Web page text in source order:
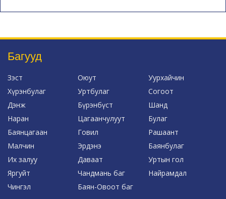
Багууд
Зэст Оюут
Уурхайчин
Хүрэнбулаг
Уртбулаг
Согоот
Дэнж
Бүрэнбүст
Шанд
Наран
Цагаанчулуут
Булаг
Баянцагаан
Говил
Рашаант
Малчин
Эрдэнэ
Баянбулаг
Их залуу
Даваат
Уртын гол
Яргуйт
Чандмань баг
Найрамдал
Чингэл
Баян-Овоот баг